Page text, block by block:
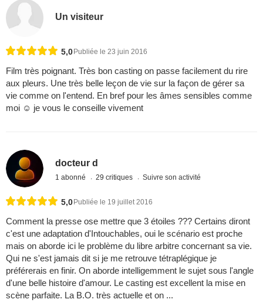
Un visiteur
5,0Publiée le 23 juin 2016
Film très poignant. Très bon casting on passe facilement du rire
aux pleurs. Une très belle leçon de vie sur la façon de gérer sa
vie comme on l'entend. En bref pour les âmes sensibles comme
moi ☺ je vous le conseille vivement
docteur d
1 abonné 29 critiques Suivre son activité
5,0Publiée le 19 juillet 2016
Comment la presse ose mettre que 3 étoiles ??? Certains diront
c'est une adaptation d'Intouchables, oui le scénario est proche
mais on aborde ici le problème du libre arbitre concernant sa vie.
Qui ne s'est jamais dit si je me retrouve tétraplégique je
préférerais en finir. On aborde intelligemment le sujet sous l'angle
d'une belle histoire d'amour. Le casting est excellent la mise en
scène parfaite. La B.O. très actuelle et on ...